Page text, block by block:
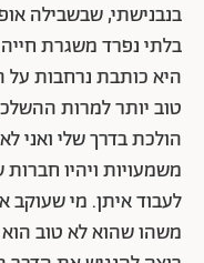
בנבנישתי, שבשבילה
בלתי נפרד משגרת
היא כותבת נרחבות על
טוב יותר למרות
הולכת בדרך שלי ואני
משמעויות ויהיו
לעבוד איתן. מי שעוקב
משהו שהוא לא טוב הוא